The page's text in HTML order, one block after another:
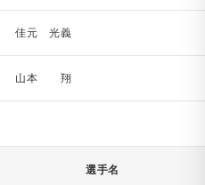
佳元 光義
山本 翔
選手名